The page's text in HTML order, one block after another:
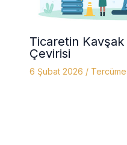
Ticaretin Kavşak
Çevirisi
6 Şubat 2026 / Tercüme